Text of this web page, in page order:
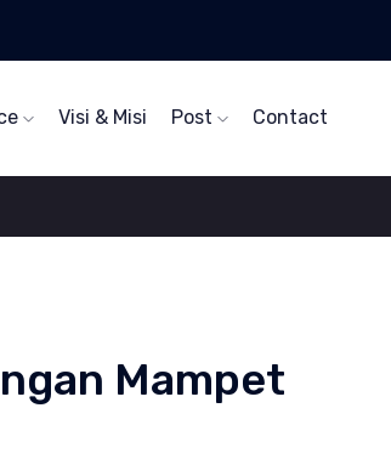
Visi & Misi Post Contact
Mampet